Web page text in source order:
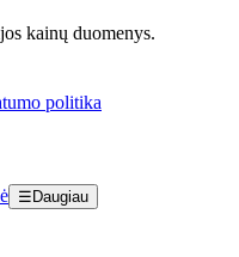
kainų duomenys.
politika
☰Daugiau